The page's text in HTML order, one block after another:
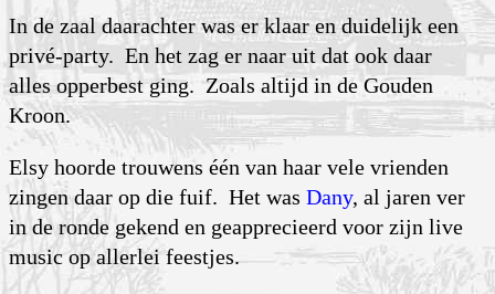
In de zaal daarachter was er klaar en duidelijk een
privé-party. En het zag er naar uit dat ook daar
alles opperbest ging. Zoals altijd in de Gouden
Kroon.
Elsy hoorde trouwens één van haar vele vrienden
zingen daar op die fuif. Het was Dany, al jaren ver
in de ronde gekend en geapprecieerd voor zijn live
music op allerlei feestjes.